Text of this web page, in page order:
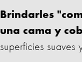
Brindarles
una cama y
superficies suaves